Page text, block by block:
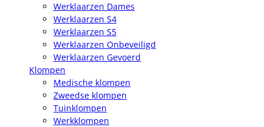
Werklaarzen Dames
Werklaarzen S4
Werklaarzen S5
Werklaarzen Onbeveiligd
Werklaarzen Gevoerd
Klompen
Medische klompen
Zweedse klompen
Tuinklompen
Werkklompen